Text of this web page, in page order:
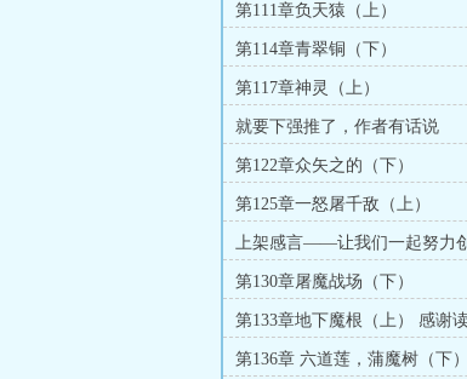
第111章负天猿（上）
第114章青翠铜（下）
第117章神灵（上）
就要下强推了，作者有话说
第122章众矢之的（下）
第125章一怒屠千敌（上）
上架感言——让我们一起努力
第130章屠魔战场（下）
第133章地下魔根（上） 感谢
第136章 六道莲，蒲魔树（下）